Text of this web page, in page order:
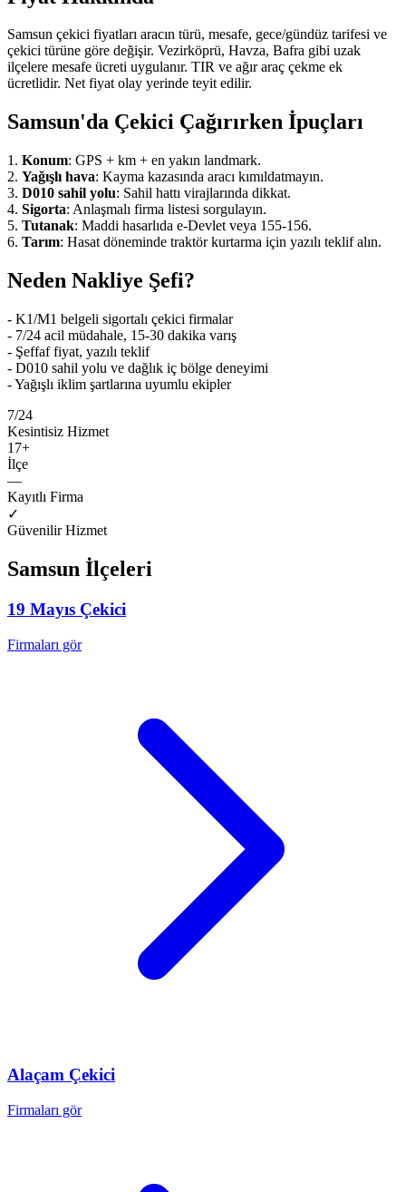
Samsun çekici fiyatları aracın türü, mesafe, gece/gündüz tarifesi ve
çekici türüne göre değişir. Vezirköprü, Havza, Bafra gibi uzak
ilçelere mesafe ücreti uygulanır. TIR ve ağır araç çekme ek
ücretlidir. Net fiyat olay yerinde teyit edilir.
Samsun'da Çekici Çağırırken İpuçları
1. Konum: GPS + km + en yakın landmark.
2. Yağışlı hava: Kayma kazasında aracı kımıldatmayın.
3. D010 sahil yolu: Sahil hattı virajlarında dikkat.
4. Sigorta: Anlaşmalı firma listesi sorgulayın.
5. Tutanak: Maddi hasarlıda e-Devlet veya 155-156.
6. Tarım: Hasat döneminde traktör kurtarma için yazılı teklif alın.
Neden Nakliye Şefi?
- K1/M1 belgeli sigortalı çekici firmalar
- 7/24 acil müdahale, 15-30 dakika varış
- Şeffaf fiyat, yazılı teklif
- D010 sahil yolu ve dağlık iç bölge deneyimi
- Yağışlı iklim şartlarına uyumlu ekipler
7/24
Kesintisiz Hizmet
17+
İlçe
—
Kayıtlı Firma
✓
Güvenilir Hizmet
Samsun İlçeleri
19 Mayıs Çekici
Firmaları gör
Alaçam Çekici
Firmaları gör